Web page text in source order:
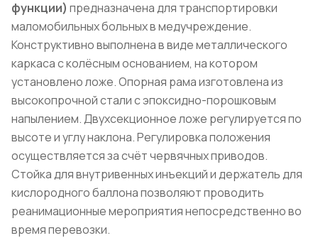
функции) предназначена для транспортировки
маломобильных больных в медучреждение.
Конструктивно выполнена в виде металлического
каркаса с колёсным основанием, на котором
установлено ложе. Опорная рама изготовлена из
высокопрочной стали с эпоксидно-порошковым
напылением. Двухсекционное ложе регулируется по
высоте и углу наклона. Регулировка положения
осуществляется за счёт червячных приводов.
Стойка для внутривенных инъекций и держатель для
кислородного баллона позволяют проводить
реанимационные мероприятия непосредственно во
время перевозки.